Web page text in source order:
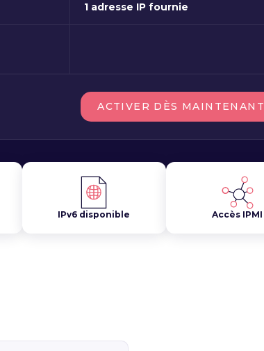
1 adresse IP fournie
ACTIVER DÈS MAINTENANT
IPv6 disponible Accès IPMI